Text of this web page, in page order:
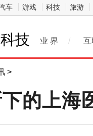
车 游戏 科技 旅游
科技 业 界 / 互
>
的上海